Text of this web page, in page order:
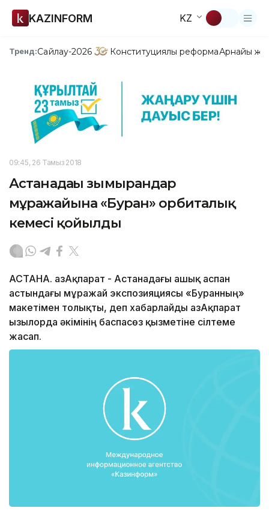
KAZINFORM KZ
Тренд:Сайлау-2026 Конституциялық реформаАрнайы
09:45, 26 Тамыз 2018
Астанадағы зымырандар
мұражайына «Буран» орбиталық
кемесі қойылды
АСТАНА. ҚазАқпарат - Астанадағы ашық аспан
астындағы мұражай экспозияциясы «Буранның»
макетімен толықты, деп хабарлайды ҚазАқпарат
Қызылорда әкімінің баспасөз қызметіне сілтеме
жасап.